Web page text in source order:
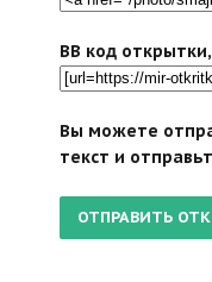
BB код
Вы можете
текст и